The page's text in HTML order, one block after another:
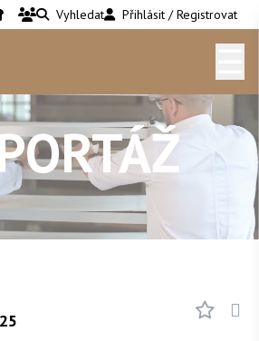
Vyhledat Přihlásit / Registrovat